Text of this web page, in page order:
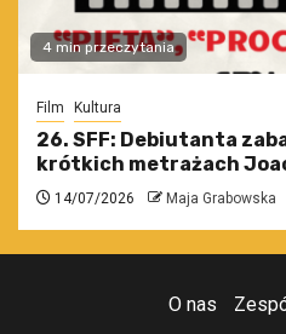
4 min przeczytania
Film Kultura
26. SFF: Debiutanta
krótkich metrażach
14/07/2026 Maja Grabowska
O nas